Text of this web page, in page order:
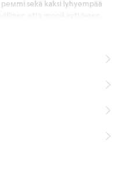
sekä kaksi lyhyempää
saavutettavan.